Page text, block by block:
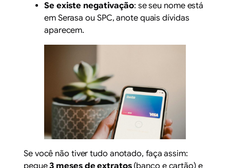
Se existe negativação: se seu nome está
em Serasa ou SPC, anote quais dívidas
aparecem.
Se você não tiver tudo anotado, faça assim:
pegue3 meses de extratos(banco e cartão) e